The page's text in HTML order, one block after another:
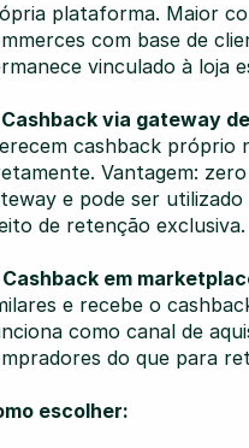
plataforma. Maior
com base de
vinculado à loja
via gateway
cashback próprio
Vantagem:
e pode ser
de retenção exclusiva.
em
e recebe o
como canal de
do que para
escolher: